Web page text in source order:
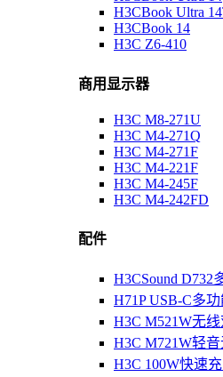
H3CBook Ultra
H3CBook 14
H3C Z6-410
商用显示器
H3C M8-271U
H3C M4-271Q
H3C M4-271F
H3C M4-221F
H3C M4-245F
H3C M4-242FD
配件
H3CSound D732
H71P USB-C多
H3C M521W无
H3C M721W轻
H3C 100W快速